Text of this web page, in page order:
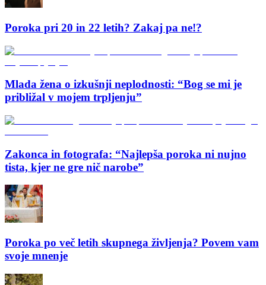
Poroka pri 20 in 22 letih? Zakaj pa ne!?
Mlada žena o izkušnji neplodnosti: “Bog se mi je
približal v mojem trpljenju”
Zakonca in fotografa: “Najlepša poroka ni nujno
tista, kjer ne gre nič narobe”
Poroka po več letih skupnega življenja? Povem vam
svoje mnenje